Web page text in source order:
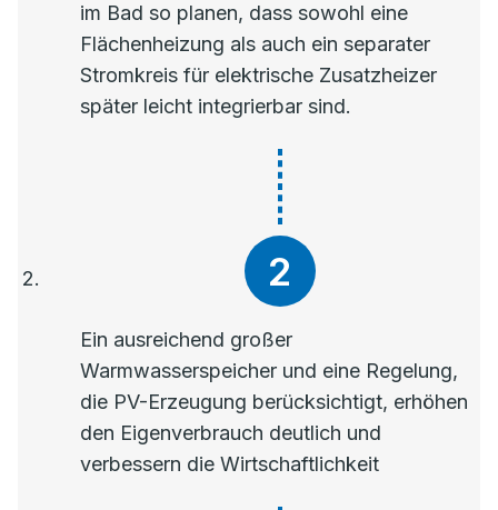
im Bad so planen, dass sowohl eine
Flächenheizung als auch ein separater
Stromkreis für elektrische Zusatzheizer
später leicht integrierbar sind.
Ein ausreichend großer
Warmwasserspeicher und eine Regelung,
die PV-Erzeugung berücksichtigt, erhöhen
den Eigenverbrauch deutlich und
verbessern die Wirtschaftlichkeit